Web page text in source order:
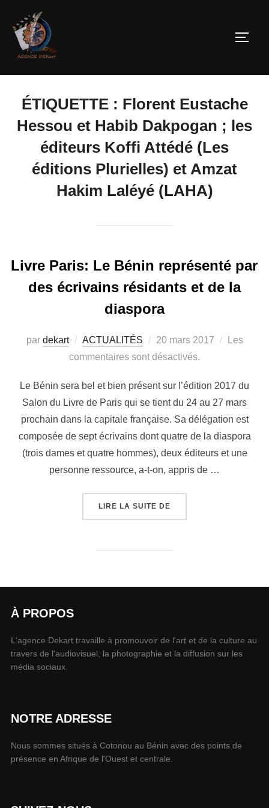
ÉTIQUETTE : Florent Eustache
Hessou et Habib Dakpogan ; les
éditeurs Koffi Attédé (Les
éditions Plurielles) et Amzat
Hakim Laléyé (LAHA)
Livre Paris: Le Bénin représenté par
des écrivains résidants et de la
diaspora
par dekart ACTUALITÉS 20 mars 2017
Les
commentaires sont désactivés.
Le Bénin sera bel et bien présent sur l’édition 2017 du
Salon du Livre de Paris qui se tient du 24 au 27 mars
prochain dans la capitale française. Sa délégation est
composée de sept écrivains dont quatre de la diaspora
(trois dames et quatre hommes), deux éditeurs et une
personne ressource, a-t-on, appris de …
LIRE LA SUITE DE
À PROPOS
L'agence Dekart travaille à promouvoir de l'art et de la culture au
travers de l'audiovisuel, la photographie et la diffusion sur les
média sociaux.
NOTRE ADRESSE
Nous sommes situés à Cotonou au Bénin avec des points de
présence en Afrique de l'Ouest et centrale.